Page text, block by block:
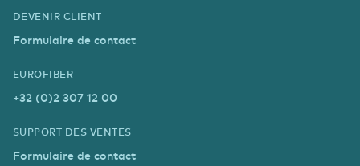
DEVENIR CLIENT
Formulaire de contact
EUROFIBER
+32 (0)2 307 12 00
SUPPORT DES VENTES
Formulaire de contact